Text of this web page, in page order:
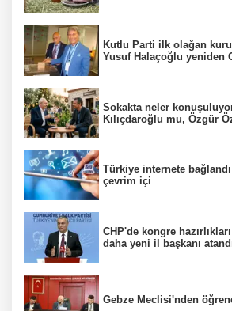
Kutlu Parti ilk olağan
Yusuf Halaçoğlu yeniden
Sokakta neler
Kılıçdaroğlu mu, Özgür
Türkiye internete
çevrim içi
CHP'de kongre
daha yeni il başkanı
Gebze Meclisi'nden